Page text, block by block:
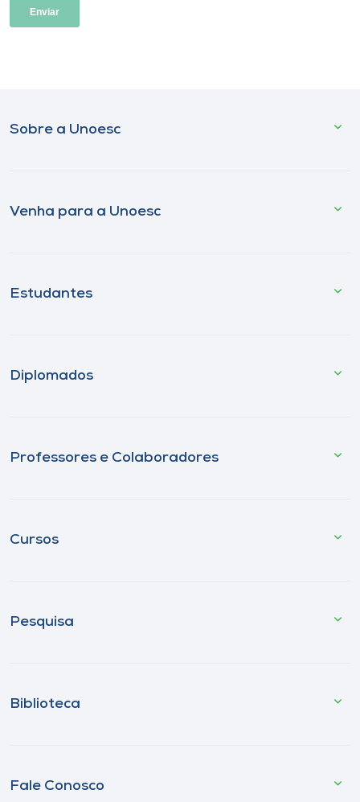
Sobre a Unoesc
Venha para a Unoesc
Estudantes
Diplomados
Professores e Colaboradores
Cursos
Pesquisa
Biblioteca
Fale Conosco